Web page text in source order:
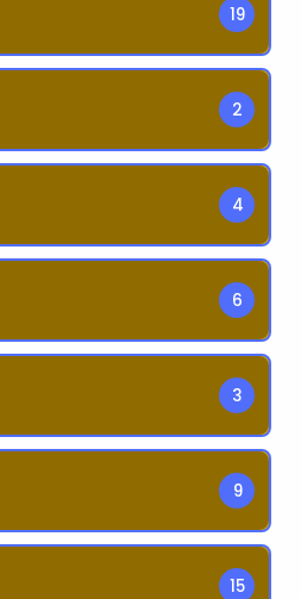
19
2
4
6
3
9
15